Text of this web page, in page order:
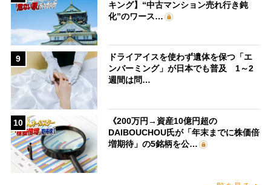
キング】“中古マンション売れ行き鈍
化”のワース…
9
ドライアイスを使わず遺体を保つ「エ
ンバーミング」が日本でも普及 1～2
週間は問…
10
《200万円→資産10億円超の
DAIBOUCHOU氏が「年末までに株価倍
増期待」の5銘柄を公…